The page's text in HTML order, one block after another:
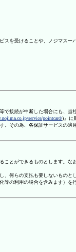
を受けることや、ノジマス
で接続が中断した場合にも、当
service/pointcard/)』に
その為、各保証サービスの
とができるものとします。
、何らの支払も要しないものと
の利用の場合を含みます）